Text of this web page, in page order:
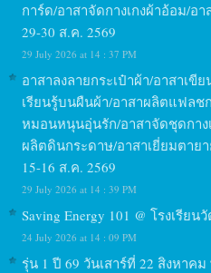
การ์ด/อาสาจัดกางเกงผ้าอ้อม/อ
29-30 ส.ค. 2569
29 July 2026 at 14 : 37 PM
อาสาลงลายกระเป๋าผ้า/อาสาเขี
เรียนรู้บนผืนผ้า/อาสาผลิตแฟล
หมอนหนุนอุ่นรัก/อาสาจัดชุดกาง
ผลิตดินกระดาษ/อาสาเยี่ยมตาย
15-16 ส.ค. 2569
29 July 2026 at 14 : 39 PM
Saving Energy 101 @ โรงเรียน
24 July 2026 at 14 : 09 PM
รุ่น 1 ปี 69 วันเสาร์ที่ 22 สิงหาค